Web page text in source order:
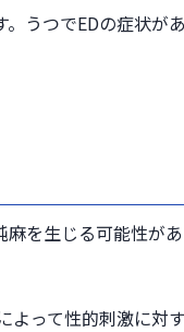
うつでEDの症状があ
を生じる可能性が
よって性的刺激に対す